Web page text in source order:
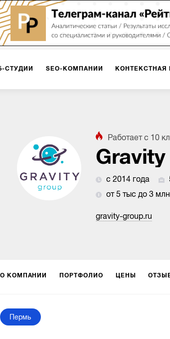
СТУДИИ SEO-КОМПАНИИ КОНТЕКСТНАЯ
НА ИНТЕРНЕТ-ПЛОЩАДКАХ РАБОТА
VR/AR
Работает с 10
с 2014 года
от 5 тыс до 3
gravity-group.ru
О КОМПАНИИ ПОРТФОЛИО ЦЕНЫ
Пермь